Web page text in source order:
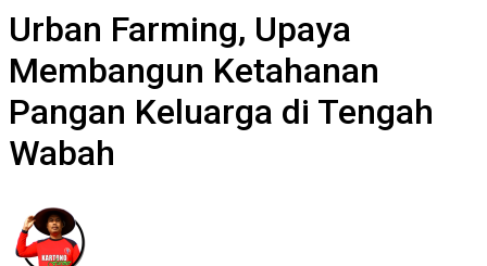
Urban Farming, Upaya
Membangun Ketahanan
Pangan Keluarga di Tengah
Wabah